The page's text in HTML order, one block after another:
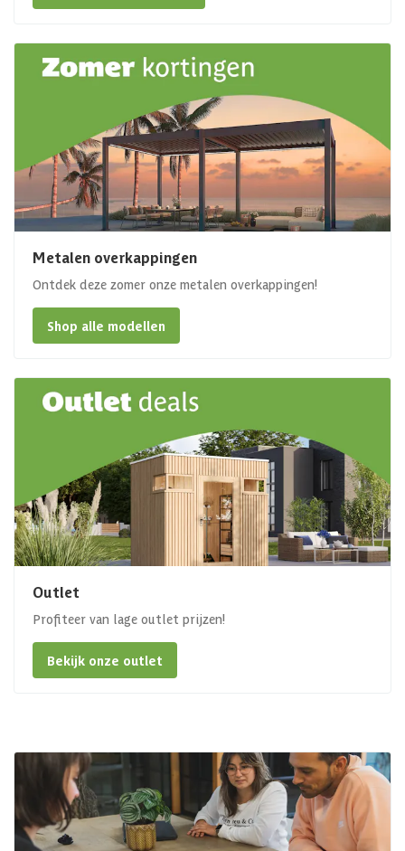
Metalen overkappingen
Ontdek deze zomer onze metalen overkappingen!
Shop alle modellen
Outlet
Profiteer van lage outlet prijzen!
Bekijk onze outlet